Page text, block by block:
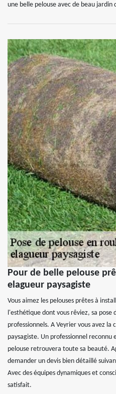
une belle pelouse avec de beau jardin
Pour de belle pelouse
elagueur paysagiste
Vous aimez les pelouses prêtes à
l'esthétique dont vous rêviez, sa
professionnels. A Veyrier vous avez
paysagiste. Un professionnel
pelouse retrouvera toute sa beauté.
demander un devis bien détaillé
Avec des équipes dynamiques et
satisfait.